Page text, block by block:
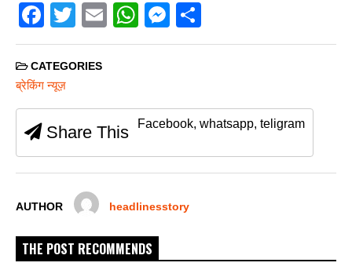
F
a
c
e
b
o
o
T
wi
tt
E
m
W
h
A
p
M
e
n
er
h
CATEGORIES
ब्रेकिंग न्यूज़
Share This Facebook, whatsapp, teligram
AUTHOR headlinesstory
THE POST RECOMMENDS